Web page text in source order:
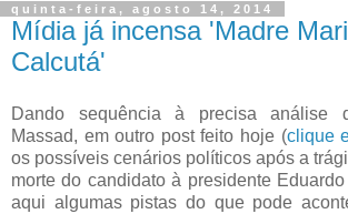
quinta-feira, agosto 14, 2014
Mídia já incensa 'Madre
Calcutá'
Dando sequência à precisa análise
Massad, em outro post feito hoje (clique
os possíveis cenários políticos após a
morte do candidato à presidente
aqui algumas pistas do que pode